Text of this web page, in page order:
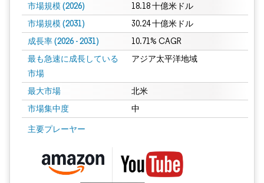
市場規模 (2026) 18.18 十億米ドル
市場規模 (2031) 30.24 十億米ドル
成長率 (2026 - 2031) 10.71% CAGR
最も急速に成長している
市場
アジア太平洋地域
最大市場 北米
市場集中度 中
主要プレーヤー
画像 © Mordor Intelligence。再利用にはCC BY 4.0の表示が必要です。